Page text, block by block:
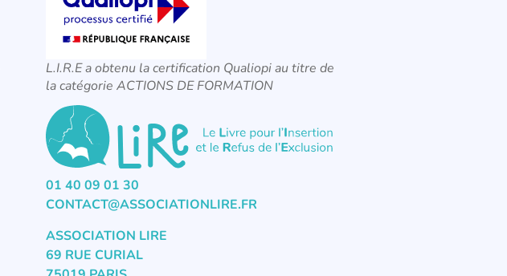
L.I.R.E a obtenu la certification Qualiopi au titre de
la catégorie ACTIONS DE FORMATION
01 40 09 01 30
CONTACT@ASSOCIATIONLIRE.FR
ASSOCIATION LIRE
69 RUE CURIAL